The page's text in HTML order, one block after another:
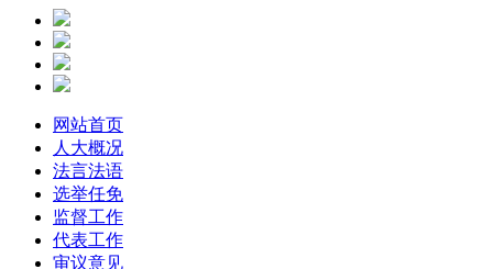
网站首页
人大概况
法言法语
选举任免
监督工作
代表工作
审议意见